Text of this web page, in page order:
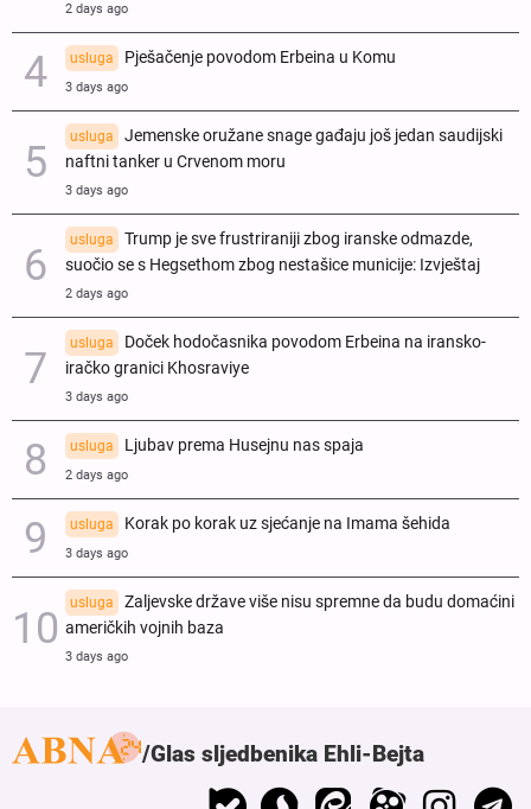
2 days ago
usluga Pješačenje povodom Erbeina u Komu
3 days ago
usluga
Jemenske oružane snage gađaju još jedan saudijski
naftni tanker u Crvenom moru
3 days ago
usluga
Trump je sve frustriraniji zbog iranske odmazde,
suočio se s Hegsethom zbog nestašice municije: Izvještaj
2 days ago
usluga
Doček hodočasnika povodom Erbeina na iransko-
iračko granici Khosraviye
3 days ago
usluga Ljubav prema Husejnu nas spaja
2 days ago
usluga Korak po korak uz sjećanje na Imama šehida
3 days ago
usluga
Zaljevske države više nisu spremne da budu domaćini
američkih vojnih baza
3 days ago
Glas sljedbenika Ehli-Bejta